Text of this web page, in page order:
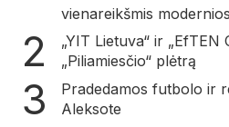
vienareikšmis
„YIT Lietuva“ ir „EfTEN
„Piliamiesčio“ plėtrą
Pradedamos futbolo ir
Aleksote